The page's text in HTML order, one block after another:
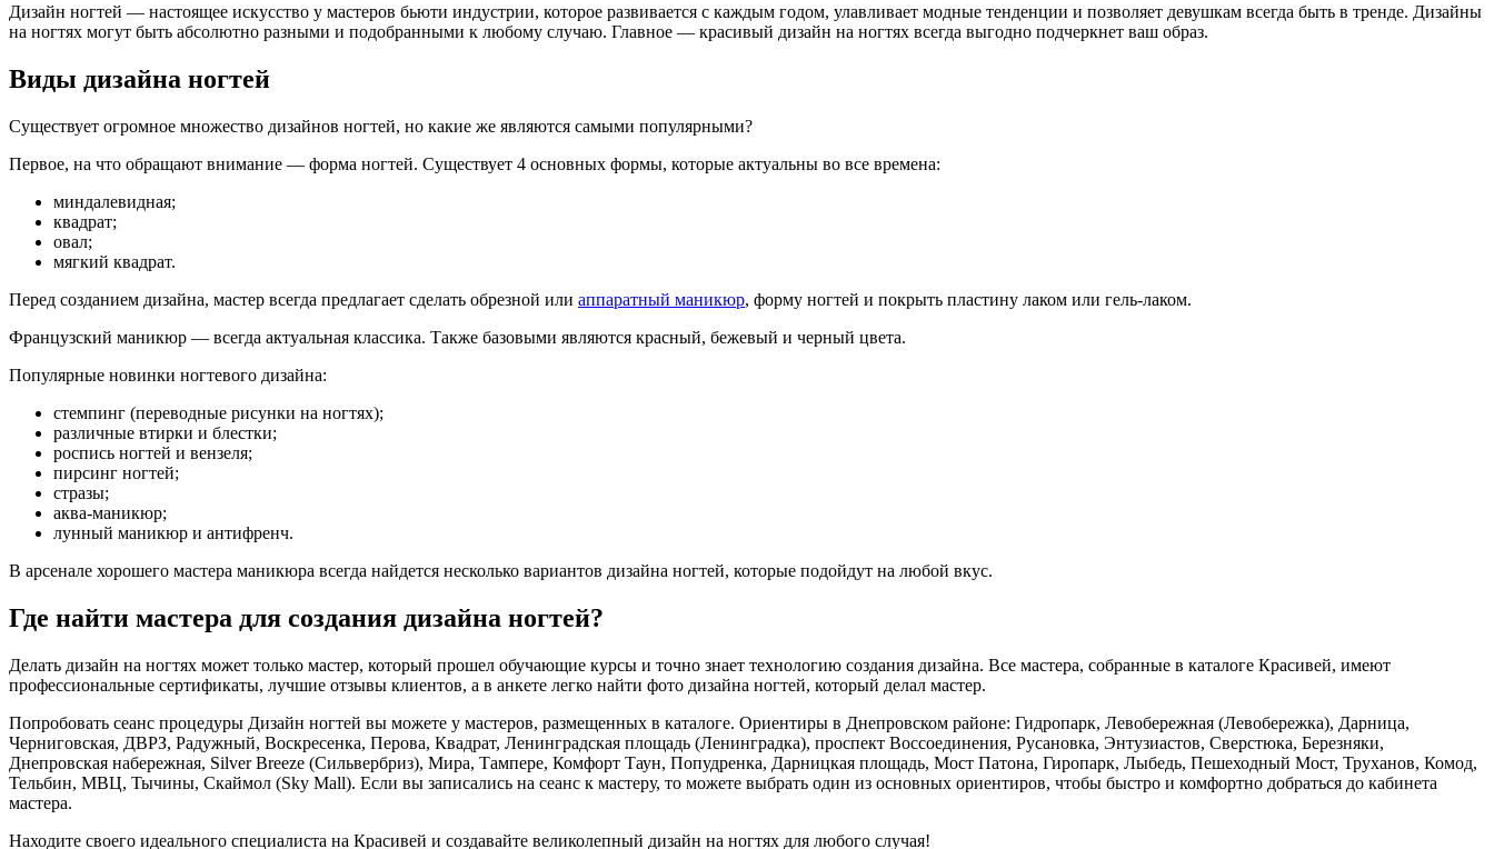
Дизайн ногтей — настоящее искусство у мастеров бьюти индустрии, которое развивается с каждым годом, улавливает модные тенденции и позволяет девушкам всегда быть в тренде. Дизайны
на ногтях могут быть абсолютно разными и подобранными к любому случаю. Главное — красивый дизайн на ногтях всегда выгодно подчеркнет ваш образ.
Виды дизайна ногтей
Существует огромное множество дизайнов ногтей, но какие же являются самыми популярными?
Первое, на что обращают внимание — форма ногтей. Существует 4 основных формы, которые актуальны во все времена:
миндалевидная;
квадрат;
овал;
мягкий квадрат.
Перед созданием дизайна, мастер всегда предлагает сделать обрезной или аппаратный маникюр, форму ногтей и покрыть пластину лаком или гель-лаком.
Французский маникюр — всегда актуальная классика. Также базовыми являются красный, бежевый и черный цвета.
Популярные новинки ногтевого дизайна:
стемпинг (переводные рисунки на ногтях);
различные втирки и блестки;
роспись ногтей и вензеля;
пирсинг ногтей;
стразы;
аква-маникюр;
лунный маникюр и антифренч.
В арсенале хорошего мастера маникюра всегда найдется несколько вариантов дизайна ногтей, которые подойдут на любой вкус.
Где найти мастера для создания дизайна ногтей?
Делать дизайн на ногтях может только мастер, который прошел обучающие курсы и точно знает технологию создания дизайна. Все мастера, собранные в каталоге Красивей, имеют
профессиональные сертификаты, лучшие отзывы клиентов, а в анкете легко найти фото дизайна ногтей, который делал мастер.
Попробовать сеанс процедуры Дизайн ногтей вы можете у мастеров, размещенных в каталоге. Ориентиры в Днепровском районе: Гидропарк, Левобережная (Левобережка), Дарница,
Черниговская, ДВРЗ, Радужный, Воскресенка, Перова, Квадрат, Ленинградская площадь (Ленинградка), проспект Воссоединения, Русановка, Энтузиастов, Сверстюка, Березняки,
Днепровская набережная, Silver Breeze (Сильвербриз), Мира, Тампере, Комфорт Таун, Попудренка, Дарницкая площадь, Мост Патона, Гиропарк, Лыбедь, Пешеходный Мост, Труханов, Комод,
Тельбин, МВЦ, Тычины, Скаймол (Sky Mall). Если вы записались на сеанс к мастеру, то можете выбрать один из основных ориентиров, чтобы быстро и комфортно добраться до кабинета
мастера.
Находите своего идеального специалиста на Красивей и создавайте великолепный дизайн на ногтях для любого случая!